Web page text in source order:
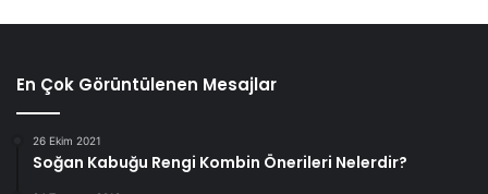
En Çok Görüntülenen Mesajlar
26 Ekim 2021
Soğan Kabuğu Rengi Kombin Önerileri Nelerdir?